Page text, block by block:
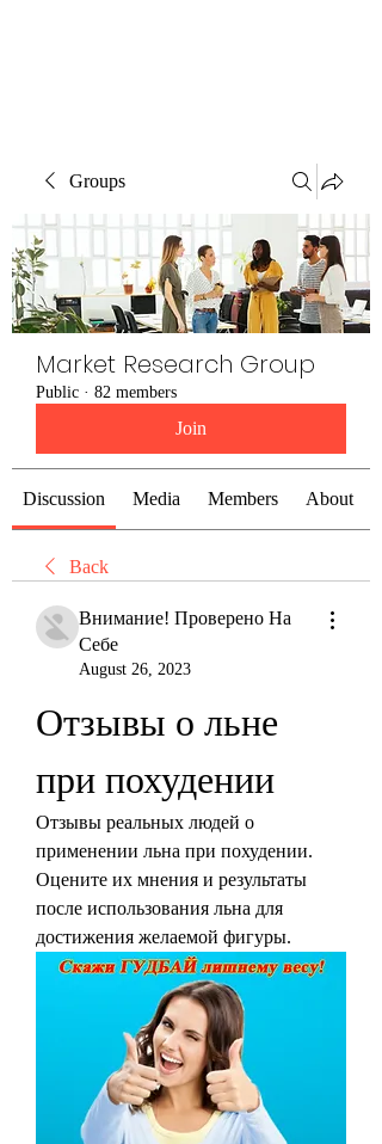
Groups
Market Research Group
Public · 82 members
Join
Discussion Media Members About
Back
Внимание! Проверено На
Себе
August 26, 2023
Отзывы о льне
при похудении
Отзывы реальных людей о
применении льна при похудении.
Оцените их мнения и результаты
после использования льна для
достижения желаемой фигуры.